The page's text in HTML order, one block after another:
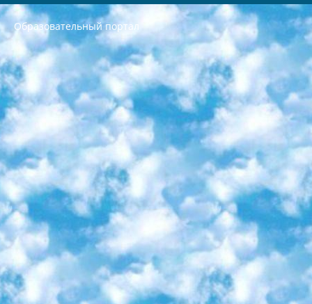
Образовательный портал
РЕСПУБЛИКА УЗБЕКИСТАН МИНИСТРЕРСТВО ДОШКОЛЬНОГО И ШКОЛЬНОГО ОБРАЗОВАНИЯ КОМАНДА в общеобразовательных учреждениях в 2023-2024 учебном году организация и проведение итоговой государственной аттестации обучающихся о Министра дошкольного и школьного образования Республики Узбекистан от 4 марта 2008 года (постановлением Минюста от 20 марта 2008 года № 1778 государственной регистрации) «Итоговое состояние учащихся общего среднего образования на основании положения об утверждении положения об аттестации общего среднего образования выпускной экзамен студентов в образовательных учреждениях в 2023-2024 учебном году В целях организации и прохождения аттестации приказываю: 1. Следующее: перечень предметов, по которым будет проводиться итоговая государственная аттестация и экзамен формы перевода согласно приложению 1; сертификаты международного образца, оценивающие уровень владения иностранными языками перечень согласно приложению 2; 2. Педагогический при специализированных образовательных учреждениях. научно-практический центр квалификации и международной оценки (Д.Давидова) 2024 г. До 25 марта: задания по предметам, по которым будет проводиться итоговая аттестация разработка и утверждение технических условий; итоговая аттестация на основании разработанного предметного задания разработка вопросов по предметам (устно и письменно), экзамен передача; общеобразовательные средние школы и специальные учебные заведения учащиеся выпускных классов школ и интернатов в агентской системе подготовка базы данных экзаменационных материалов и критериев оценки; перевод базы экзаменационных материалов на все языки обучения подать в Республиканский образовательный центр для изготовления; варианты экзаменов на основе разработанных контрольных материалов пусть будут поставлены задачи формирования. 3. Республиканский образовательный центр (Ш.Худайкулов) до 5 апреля 2024 года. до: база данных предоставленных экзаменационных материалов на все языки обучения перевод и экспертиза; для слепых, слабовидящих, глухих, слабослышащих и умственно отсталых детей учащиеся выпускных классов специализированных школ и школ-интернатов база данных экзаменационных материалов на всех преподаваемых языках подготовка критериев оценки; специализированные школы для умственно отсталых детей и технологии для учащихся выпускных классов школ-интернатов разработка соответствующих рекомендаций и критериев проведения ЕГЭ по естествознанию давать задания. 4. Педагогический при специализированных образовательных учреждениях. Научно-практический центр навыков и международной оценки (Д.Давидова), Республика образовательный центр (Худайкулов Ш.) итоговый государственный аттестационный экзамен ориентирован на творческое и логическое мышление при подготовке базы материалов учитывать введение заданий. 5. Следует отметить, что: сертификат государственного образца о знании общеобразовательного предмета и как минимум национальный уровень B1 по предметам на иностранных языках, указанным в Приложении 2. или международно признанный сертификат эквивалентного уровня студенты, изучающие определенный предмет, освобождаются от экзамена; по соответствующим предметам запланирована итоговая государственная аттестация за день до дня, путем жеребьевки Рабочей группой (в письменной форме по предметам, проводимым в форме) из числа сформированных вариантов выбрано 2 варианта; 2 выбранных варианта экзамена анонсированы на официальном сайте министерства и все выпускники по всей стране на основе этих вариантов проводит итоговую государственную аттестацию. 6. Государственное образование учащихся средних общеобразовательных учреждений. знания в соответствии с квалификационными требованиями, которые необходимо приобрести на основании стандартов итоговый (выпускной) контроль для 9 и 11 классов в целях тестирования Экзамены (далее – экзамены) состоят из предметов, перечисленных в приложении 1. будет сделано. 7. Экзамены пройдут с 26 мая по 15 июня 2024 г. (кроме науки физического воспитания). 8. Физическая для учащихся 9 классов общесредних образовательных учреждений. Экзамены по предмету «Образование, квалификация медицина» 1-6 мая 2024 года. сотрудники перевести под присмотр (с отклонениями в физическом или умственном развитии) специализированная школа для детей, школы-интернаты и со сколиозом школы-интернаты санаторного типа для больных детей исключены). 9. Он был слепым, слабовидящим и имел нарушения опорно-двигательного аппарата. экзамены в специализированных школах и интернатах для детей должны проводиться исходя из требований, предъявляемых к общеобразовательным учреждениям (физкультура кроме науки). 10. Специализированная школа для глухих и слабослышащих детей. и экзамены в интернатах и быть реализован в виде письменного теста по математике. 11. Специальность для умственно отсталых детей. Для 9 класса Родной язык и литературное письмо Государственный язык (язык обучения – узбекский). для неклассов) написано Математическое письмо Письменная/устная история Узбекистана Физическое воспитание практично Итоговый контроль Для 11 класса Написание родного языка и литературы (эссе) Математическое письмо Узбекский язык (обучение на узбекском языке) не посещающее общее среднее образование для учреждений)/Образовательное учреждение выбор письменный и устный Иностранный язык письменный/устный Письменная/устная история Узбекистана *По выбору студента:  Химия  Физика  Основы государственного права  География 10 бесплатных образовательных ресурсов - Мы составили подборку онлайн-проектов с интерактивными упражнениями, видеолекциями и статьями. Они помогут вам обрести новые и освежить старые знания бесплатно. 1. «ИНТУИТ» Старейшая образовательная площадка Рунета. Здесь вы найдёте сотни текстовых и видеокурсов на десятки различных тем — от программирования до психологии. Многие курсы подготовлены российскими университетами и крупными международными компаниями вроде Intel и Microsoft. Самостоятельное обучение бесплатное, но желающие могут оплатить услуги персональных наставников. 2. «Смартия» знакомит с актуальными профессиями и подсказывает, как им обучаться. Выбрав заинтересовавшую вас специальность — SMM-специалист, фотограф, веб-дизайнер или другую, — увидите список необходимых для неё умений. Чтобы вы могли освоить их самостоятельно, для каждого умения площадка отображает подборку ссылок на учебные материалы. Хотя «Смартия» ориентируется на русскоязычную аудиторию, часть контента всё же доступна только на английском. 3. «Лекторий Физтеха» Проект Московского физико-технического института (Физтеха). С его помощью вы можете смотреть онлайн серии лекций, записанные на видео в этом вузе. В числе доступных предметов — физика, биология, химия, информационные технологии и другие. К некоторым лекциям администрация ресурса прилагает готовые конспекты, которые можно скачивать в PDF-формате. 4. ITMOcourses Онлайн-площадка Санкт-Петербургского национального исследовательского университета информационных технологий, механики и оптики (ИТМО). Ресурс предоставляет свободный доступ к курсам, разработанным в этом вузе. Каталог материалов разбит на четыре категории: «Оптические системы и технологии», «Приборостроение и робототехника», «Информационные технологии» и «Биотехнологии». Курсы состоят из видеолекций, интерактивных демонстраций и заданий. 5. «КиберЛенинка» Электронная научная библиотека открытого доступа. Каталог площадки регулярно обрастает текстами статей из различных научных изданий. Сгруппированные по журналам и рубрикам публикации можно читать онлайн или скачивать целиком в PDF-формате. Проект нацелен на популяризацию науки за счёт открытого доступа к качественной информации. 6. «ПостНаука» На этом ресурсе публикуют подборки видеолекций, составленные экспертами из разных отраслей и объединённые общими темами. Среди них, к примеру, есть серии «Биоинформатика и геномика», «Культура средневековой Скандинавии» и Cinema Studies о теории кино. Каждая подборка лекций — логически связанная история, рассказанная экспертом от первого лица. Кроме того, на сайте появляются научно-образовательные статьи и тесты на разные темы. 7. «Newочём» Команда проекта «Newочём» отбирает самые интересные тексты из англоязычных СМИ и переводит те из них, за которые голосуют участники сообщества «ВКонтакте». По большей части это научно-популярные статьи. Редакторы придумывают лишь заголовки, в остальном содержание переводов соответствует оригиналам. Полные тексты можно читать прямо в социальной сети. 8. InternetUrok Онлайн-база материалов по основным дисциплинам школьной программы. Информация на сайте структурирована по классам, предметам и темам (урокам). Каждый урок состоит из видеолекций и конспектов. Есть также интерактивные тренажёры и тесты для закрепления пройденного материала. Даже если вы давно окончили школу, возможность повторить программу старших классов всегда может пригодиться. 9. Edutainme Ещё один ресурс об образовании. В отличие от Newtonew, как мне кажется, Edutainme больше ориентируется на представителей индустрии: педагогов, предпринимателей, разработчиков образовательных проектов. Но и любой, кто просто стремится к саморазвитию, найдёт на сайте много полезного и интересного для себя. Например, информацию о новых курсах и образовательных сервисах. 10. Newtonew Онлайн-медиа об образовании и обучении в широком смысле. Авторы Newtonew пишут об инструментах, заведениях, тактиках и стратегиях, которые помогают учить других и получать новые знания самостоятельно. На этой площадке вы найдёте новости, обзоры, аналитические мат